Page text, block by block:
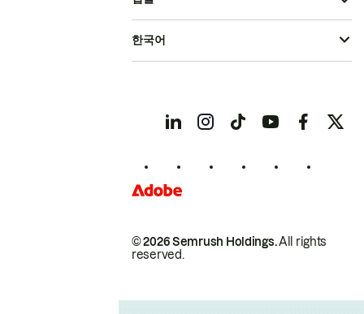
© 2026 Semrush Holdings.All rights
reserved.
한국어